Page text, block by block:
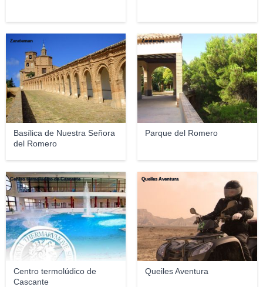
Basílica de Nuestra Señora
del Romero
Zarateman
Parque del Romero
Zarateman
Centro termolúdico de
Cascante
Centro termolúdico de Cascante
Queiles Aventura
Queiles Aventura